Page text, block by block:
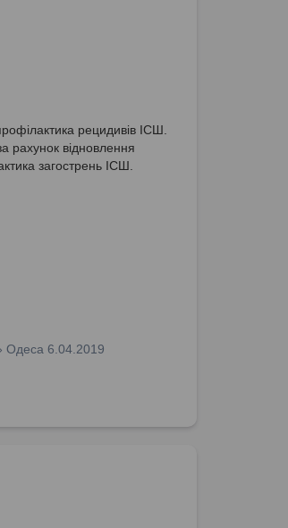
рецидивів ІСШ.
рахунок відновлення
загострень ІСШ.
Одеса 6.04.2019